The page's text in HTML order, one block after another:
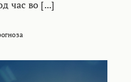
час во [...]